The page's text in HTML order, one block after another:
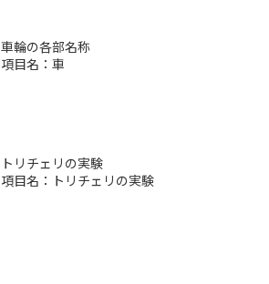
車輪の各部名称
項目名：車
トリチェリの実験
項目名：トリチェリの実験